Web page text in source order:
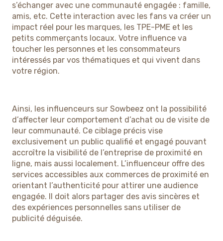
s’échanger avec une communauté engagée : famille,
amis, etc. Cette interaction avec les fans va créer un
impact réel pour les marques, les TPE-PME et les
petits commerçants locaux. Votre influence va
toucher les personnes et les consommateurs
intéressés par vos thématiques et qui vivent dans
votre région.
Ainsi, les influenceurs sur Sowbeez ont la possibilité
d’affecter leur comportement d’achat ou de visite de
leur communauté. Ce ciblage précis vise
exclusivement un public qualifié et engagé pouvant
accroître la visibilité de l’entreprise de proximité en
ligne, mais aussi localement. L’influenceur offre des
services accessibles aux commerces de proximité en
orientant l’authenticité pour attirer une audience
engagée. Il doit alors partager des avis sincères et
des expériences personnelles sans utiliser de
publicité déguisée.